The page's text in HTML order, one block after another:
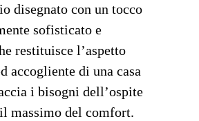
disegnato con un tocco
sofisticato e
restituisce l’aspetto
accogliente di una casa
i bisogni dell’ospite
massimo del comfort.